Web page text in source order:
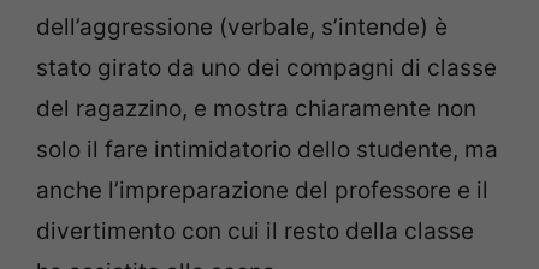
dell’aggressione (verbale, s’intende) è
stato girato da uno dei compagni di classe
del ragazzino, e mostra chiaramente non
solo il fare intimidatorio dello studente, ma
anche l’impreparazione del professore e il
divertimento con cui il resto della classe